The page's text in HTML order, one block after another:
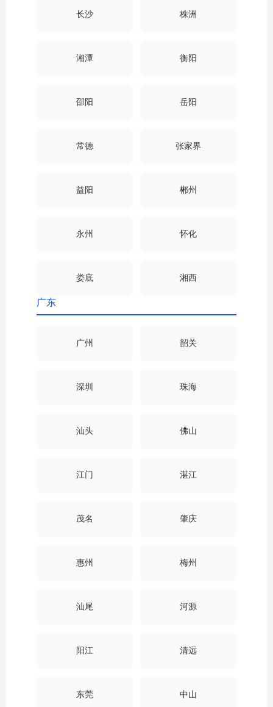
长沙 株洲
湘潭 衡阳
邵阳 岳阳
常德 张家界
益阳 郴州
永州 怀化
娄底 湘西
广东
广州 韶关
深圳 珠海
汕头 佛山
江门 湛江
茂名 肇庆
惠州 梅州
汕尾 河源
阳江 清远
东莞 中山